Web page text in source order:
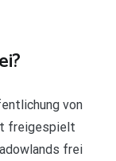
von
freigespielt
frei